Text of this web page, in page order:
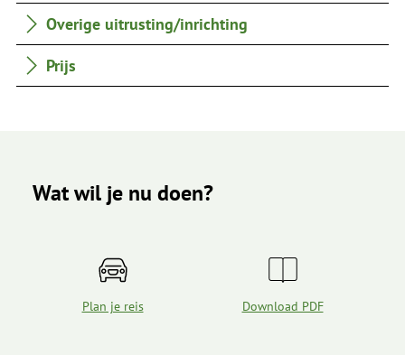
Overige uitrusting/inrichting
Prijs
Wat wil je nu doen?
Plan je reis Download PDF